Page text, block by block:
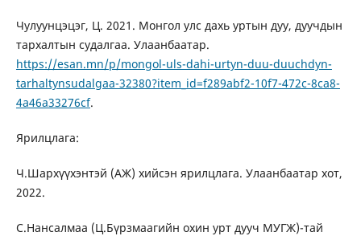
Чулуунцэцэг, Ц. 2021. Монгол улс дахь уртын дуу, дуучдын
тархалтын судалгаа. Улаанбаатар.
https://esan.mn/p/mongol-uls-dahi-urtyn-duu-duuchdyn-
tarhaltynsudalgaa-32380?item_id=f289abf2-10f7-472c-8ca8-
4a46a33276cf.
Ярилцлага:
Ч.Шархүүхэнтэй (АЖ) хийсэн ярилцлага. Улаанбаатар хот,
2022.
С.Нансалмаа (Ц.Бүрзмаагийн охин урт дууч МУГЖ)-тай